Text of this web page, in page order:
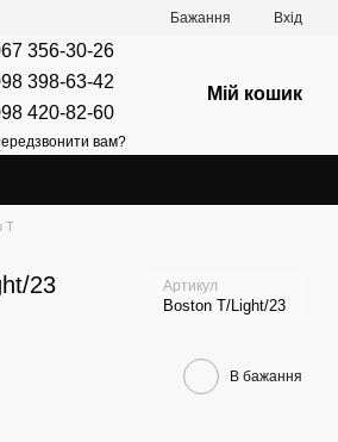
Бажання Вхід
356-30-26
398-63-42
420-82-60
вам?
Мій кошик
T
23 Артикул
Boston T/Light/23
В бажання